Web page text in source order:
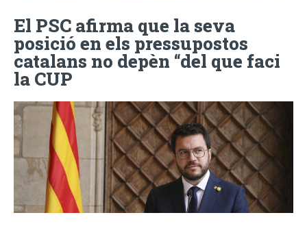
El PSC afirma que la seva
posició en els pressupostos
catalans no depèn “del que faci
la CUP